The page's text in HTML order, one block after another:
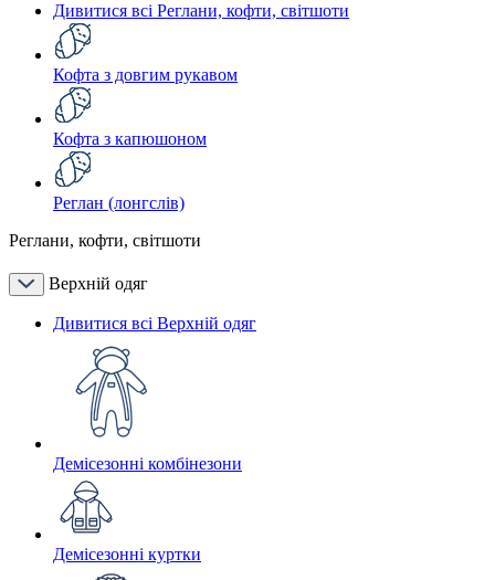
Дивитися всі Реглани, кофти, світшоти
Кофта з довгим рукавом
Кофта з капюшоном
Реглан (лонгслів)
Реглани, кофти, світшоти
Верхній одяг
Дивитися всі Верхній одяг
Демісезонні комбінезони
Демісезонні куртки